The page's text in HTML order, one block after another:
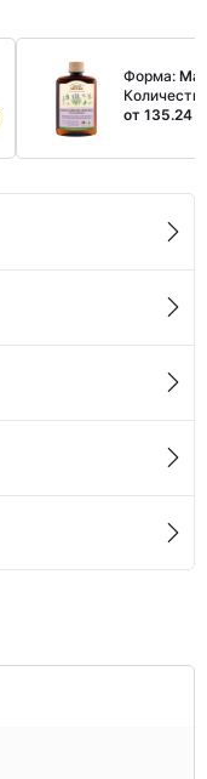
Форма:
от 135.24